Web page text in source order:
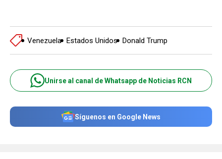
Venezuela Estados Unidos Donald Trump
Unirse al canal de Whatsapp de Noticias RCN
Síguenos en Google News